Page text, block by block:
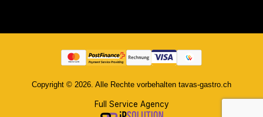
Copyright © 2026. Alle Rechte vorbehalten tavas-gastro.ch
Full Service Agency